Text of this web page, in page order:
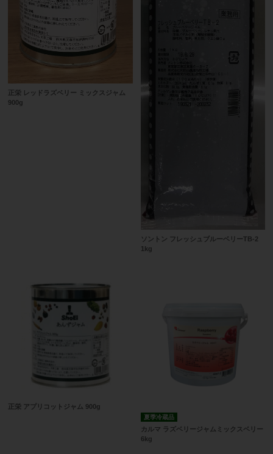
正栄 レッドラズベリー ミックスジャム
900g
ソントン フレッシュブルーベリーTB-2
1kg
正栄 アプリコットジャム 900g
夏季冷蔵品
カルマ ラズベリージャムミックスベリー
6kg